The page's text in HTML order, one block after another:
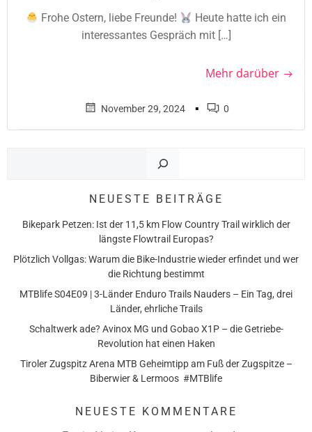
Frohe Ostern, liebe Freunde!
Heute hatte ich ein
interessantes Gespräch mit […]
Mehr darüber
November 29, 2024 ▪ 0
NEUESTE BEITRÄGE
Bikepark Petzen: Ist der 11,5 km Flow Country Trail wirklich der
längste Flowtrail Europas?
Plötzlich Vollgas: Warum die Bike-Industrie wieder erfindet und wer
die Richtung bestimmt
MTBlife S04E09 | 3-Länder Enduro Trails Nauders – Ein Tag, drei
Länder, ehrliche Trails
Schaltwerk ade? Avinox MG und Gobao X1P – die Getriebe-
Revolution hat einen Haken
Tiroler Zugspitz Arena MTB Geheimtipp am Fuß der Zugspitze –
Biberwier & Lermoos #MTBlife
NEUESTE KOMMENTARE